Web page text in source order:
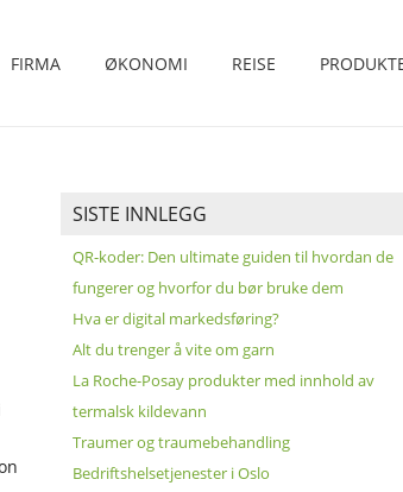
FIRMA ØKONOMI REISE
SISTE INNLEGG
QR-koder: Den ultimate guiden til hvordan de
fungerer og hvorfor du bør bruke dem
Hva er digital markedsføring?
Alt du trenger å vite om garn
La Roche-Posay produkter med innhold av
termalsk kildevann
Traumer og traumebehandling
Bedriftshelsetjenester i Oslo